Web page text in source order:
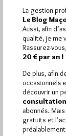
Hier samedi
et2 926
La gestion
Le Blog
Aussi, afin
qualité, je me
Rassurez-vous,
20 € par an !
De plus, afin
occasionnels
découvrir un
abonnés.
gratuits et